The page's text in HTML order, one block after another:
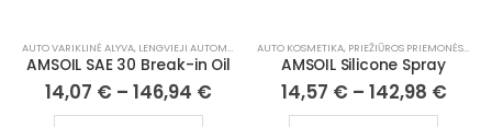
AUTO VARIKLINĖ ALYVA, LENGVIEJI AUTOMOBILIAI ,SERVICE KITA,SERVICE KITOS TEPIMO
AMSOIL SAE 30 Break-in Oil
14,07 € – 146,94 €
AUTO KOSMETIKA, PRIEŽIŪROS PRIEMONĖS
,
AMSOIL Silicone Spray
14,57 € – 142,98 €